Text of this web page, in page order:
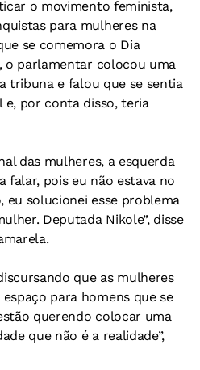
o movimento feminista,
para mulheres na
se comemora o Dia
o parlamentar colocou uma
tribuna e falou que se sentia
por conta disso, teria
das mulheres, a esquerda
falar, pois eu não estava no
eu solucionei esse problema
Deputada Nikole”, disse
que as mulheres
para homens que se
querendo colocar uma
que não é a realidade”,